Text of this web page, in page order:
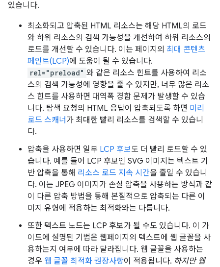
있습니다.
최소화되고 압축된 HTML 리소스는 해당 HTML의 로드
와 하위 리소스의 검색 가능성을 개선하여 하위 리소스의
로드를 개선할 수 있습니다. 이는 페이지의 최대 콘텐츠
페인트(LCP)에 도움이 될 수 있습니다.
rel="preload" 와 같은 리소스 힌트를 사용하여 리소
스의 검색 가능성에 영향을 줄 수 있지만, 너무 많은 리소
스 힌트를 사용하면 대역폭 경합 문제가 발생할 수 있습
니다. 탐색 요청의 HTML 응답이 압축되도록 하면 미리
로드 스캐너 가 최대한 빨리 리소스를 검색할 수 있습니
다.
압축을 사용하면 일부 LCP 후보도 더 빨리 로드할 수 있
습니다. 예를 들어 LCP 후보인 SVG 이미지는 텍스트 기
반 압축을 통해 리소스 로드 지속 시간을 줄일 수 있습니
다. 이는 JPEG 이미지가 손실 압축을 사용하는 방식과 같
이 다른 압축 방법을 통해 본질적으로 압축되는 다른 이
미지 유형에 적용하는 최적화와는 다릅니다.
또한 텍스트 노드는 LCP 후보가 될 수도 있습니다. 이 가
이드에 설명된 기법은 웹페이지의 텍스트에 웹 글꼴을 사
용하는지 여부에 따라 달라집니다. 웹 글꼴을 사용하는
경우 웹 글꼴 최적화 권장사항이 적용됩니다. 하지만 웹